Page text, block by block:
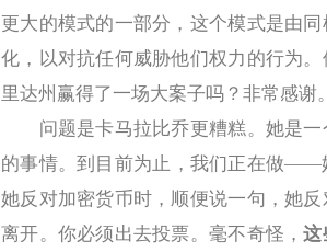
更大的模式的一部分，这个模式是由
化，以对抗任何威胁他们权力的行为
里达州赢得了一场大案子吗？非常感
问题是卡马拉比乔更糟糕。她是一
的事情。到目前为止，我们正在做——
她反对加密货币时，顺便说一句，她
离开。你必须出去投票。毫不奇怪，这